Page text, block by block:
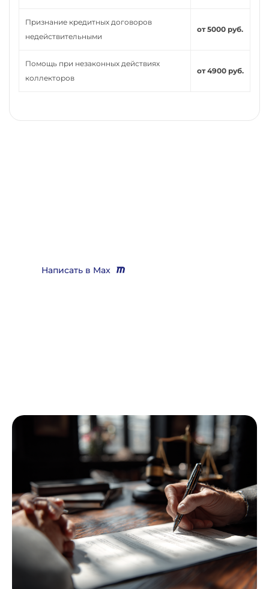
Признание кредитных договоров
недействительными
от 5000 руб.
Помощь при незаконных действиях
коллекторов
от 4900 руб.
Написать в Max